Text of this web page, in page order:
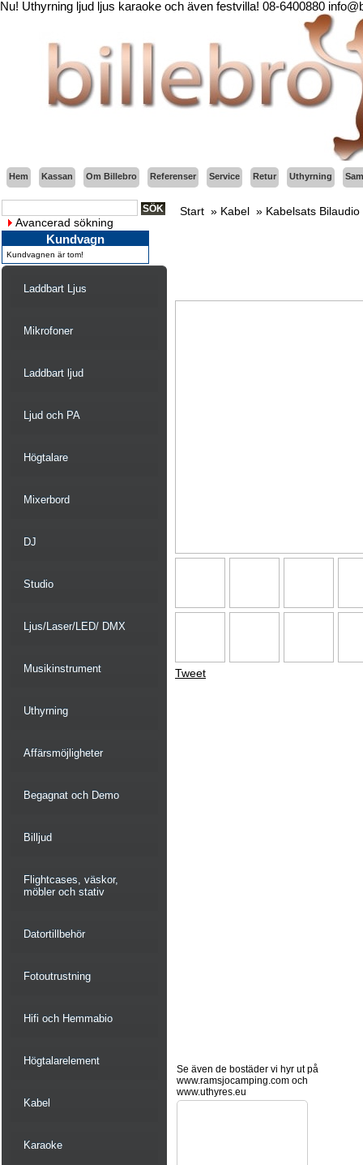
Nu! Uthyrning ljud ljus karaoke och även festvilla! 08-6400880
Hem Kassan Om Billebro Referenser Service Retur Uthyrning
Avancerad sökning
Kundvagn
Kundvagnen är tom!
Laddbart Ljus
Mikrofoner
Laddbart ljud
Ljud och PA
Högtalare
Mixerbord
DJ
Studio
Ljus/Laser/LED/ DMX
Musikinstrument
Uthyrning
Affärsmöjligheter
Begagnat och Demo
Billjud
Flightcases, väskor,
möbler och stativ
Datortillbehör
Fotoutrustning
Hifi och Hemmabio
Högtalarelement
Kabel
Karaoke
Start » Kabel » Kabelsats
Tweet
Se även de bostäder vi hyr ut på
www.ramsjocamping.com och
www.uthyres.eu